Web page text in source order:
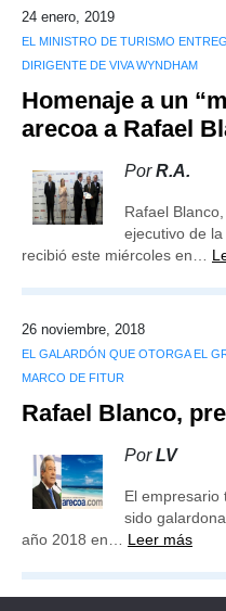
24 enero, 2019
EL MINISTRO DE TURISMO
DIRIGENTE DE VIVA WYNDHAM
Homenaje a un
arecoa a Rafael
PorR.A.
Rafael
ejecutivo de
recibió este miércoles en…
26 noviembre, 2018
EL GALARDÓN QUE OTORGA EL
MARCO DE FITUR
Rafael Blanco,
PorLV
El empresario
sido
año 2018 en… Leer más